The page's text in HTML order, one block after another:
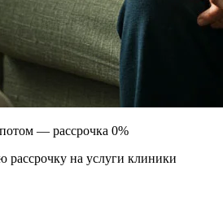
потом — рассрочка 0%
на услуги клиники